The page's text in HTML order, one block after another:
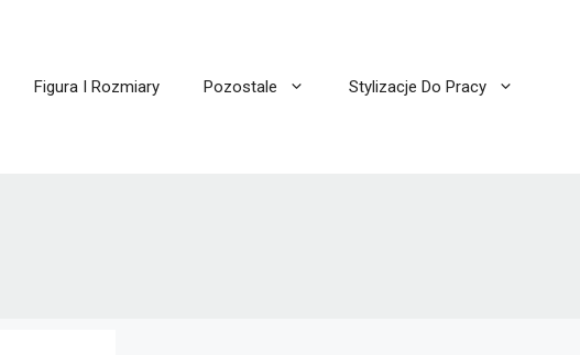
Figura I Rozmiary Pozostale Stylizacje Do Pracy